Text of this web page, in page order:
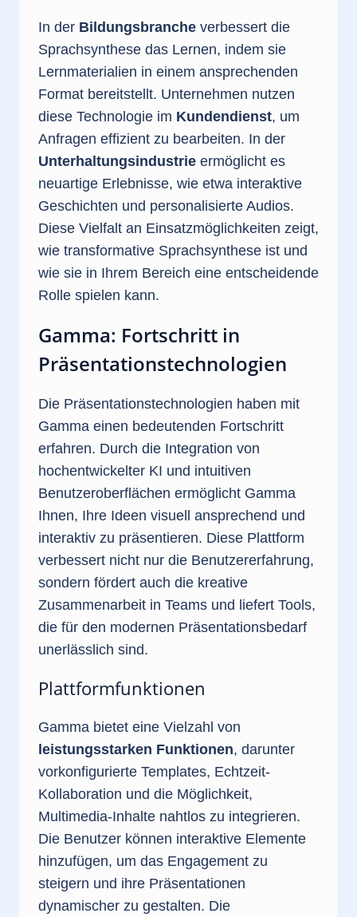
In der Bildungsbranche verbessert die
Sprachsynthese das Lernen, indem sie
Lernmaterialien in einem ansprechenden
Format bereitstellt. Unternehmen nutzen
diese Technologie im Kundendienst, um
Anfragen effizient zu bearbeiten. In der
Unterhaltungsindustrie ermöglicht es
neuartige Erlebnisse, wie etwa interaktive
Geschichten und personalisierte Audios.
Diese Vielfalt an Einsatzmöglichkeiten zeigt,
wie transformative Sprachsynthese ist und
wie sie in Ihrem Bereich eine entscheidende
Rolle spielen kann.
Gamma: Fortschritt in
Präsentationstechnologien
Die Präsentationstechnologien haben mit
Gamma einen bedeutenden Fortschritt
erfahren. Durch die Integration von
hochentwickelter KI und intuitiven
Benutzeroberflächen ermöglicht Gamma
Ihnen, Ihre Ideen visuell ansprechend und
interaktiv zu präsentieren. Diese Plattform
verbessert nicht nur die Benutzererfahrung,
sondern fördert auch die kreative
Zusammenarbeit in Teams und liefert Tools,
die für den modernen Präsentationsbedarf
unerlässlich sind.
Plattformfunktionen
Gamma bietet eine Vielzahl von
leistungsstarken Funktionen, darunter
vorkonfigurierte Templates, Echtzeit-
Kollaboration und die Möglichkeit,
Multimedia-Inhalte nahtlos zu integrieren.
Die Benutzer können interaktive Elemente
hinzufügen, um das Engagement zu
steigern und ihre Präsentationen
dynamischer zu gestalten. Die